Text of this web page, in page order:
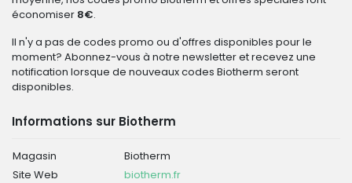
économiser 8€.
Il n'y a pas de codes promo ou d'offres disponibles pour le
moment? Abonnez-vous à notre newsletter et recevez une
notification lorsque de nouveaux codes Biotherm seront
disponibles.
Informations sur Biotherm
Magasin
Biotherm
Site Web
biotherm.fr